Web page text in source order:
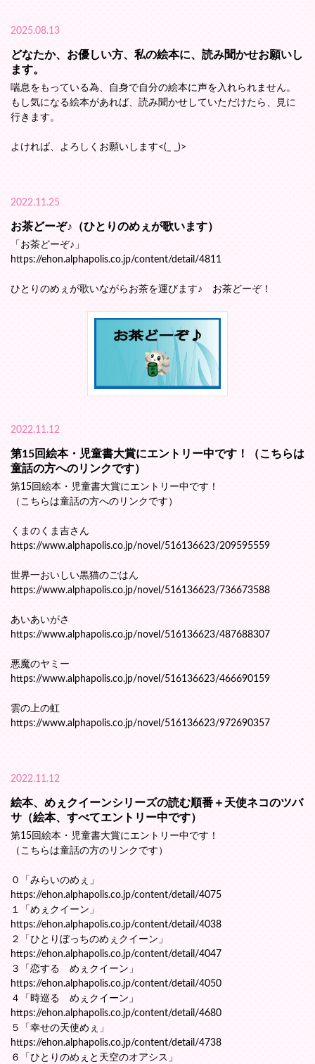
2025.08.13
どなたか、お優しい方、私の絵本に、読み聞かせお願いし
ます。
喘息をもっている為、自身で自分の絵本に声を入れられません。
もし気になる絵本があれば、読み聞かせしていただけたら、見に
行きます。
よければ、よろしくお願いします<(_ _)>
2022.11.25
お茶どーぞ♪（ひとりのめぇが歌います）
「お茶どーぞ♪」
https://ehon.alphapolis.co.jp/content/detail/4811
ひとりのめぇが歌いながらお茶を運びます♪ お茶どーぞ！
2022.11.12
第15回絵本・児童書大賞にエントリー中です！（こちらは
童話の方へのリンクです）
第15回絵本・児童書大賞にエントリー中です！
（こちらは童話の方へのリンクです）
くまのくま吉さん
https://www.alphapolis.co.jp/novel/516136623/209595559
世界一おいしい黒猫のごはん
https://www.alphapolis.co.jp/novel/516136623/736673588
あいあいがさ
https://www.alphapolis.co.jp/novel/516136623/487688307
悪魔のヤミー
https://www.alphapolis.co.jp/novel/516136623/466690159
雲の上の虹
https://www.alphapolis.co.jp/novel/516136623/972690357
2022.11.12
絵本、めぇクイーンシリーズの読む順番＋天使ネコのツバ
サ（絵本、すべてエントリー中です）
第15回絵本・児童書大賞にエントリー中です！
（こちらは童話の方のリンクです）
０「みらいのめぇ」
https://ehon.alphapolis.co.jp/content/detail/4075
１「めぇクイーン」
https://ehon.alphapolis.co.jp/content/detail/4038
２「ひとりぼっちのめぇクイーン」
https://ehon.alphapolis.co.jp/content/detail/4047
３「恋する めぇクイーン」
https://ehon.alphapolis.co.jp/content/detail/4050
４「時巡る めぇクイーン」
https://ehon.alphapolis.co.jp/content/detail/4680
５「幸せの天使めぇ」
https://ehon.alphapolis.co.jp/content/detail/4738
６「ひとりのめぇと天空のオアシス」